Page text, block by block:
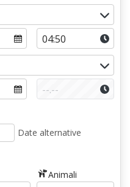
Date alternative
Animali